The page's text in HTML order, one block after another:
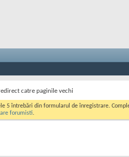
catre paginile vechi
5 întrebări din formularul de înregistrare.
forumisti.